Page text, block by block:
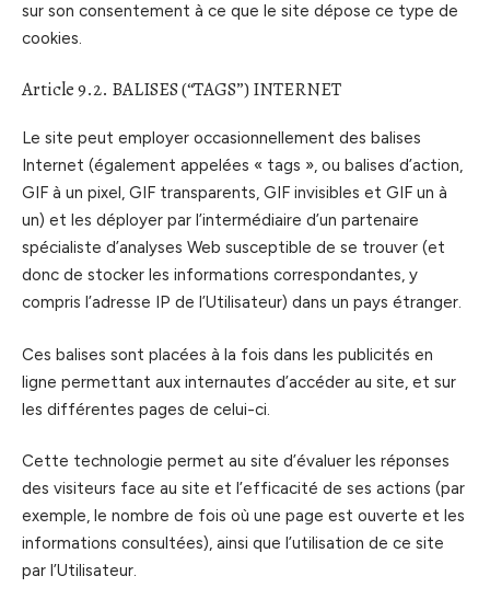
sur son consentement à ce que le site dépose ce type de
cookies.
Article 9.2. BALISES (“TAGS”) INTERNET
Le site peut employer occasionnellement des balises
Internet (également appelées « tags », ou balises d’action,
GIF à un pixel, GIF transparents, GIF invisibles et GIF un à
un) et les déployer par l’intermédiaire d’un partenaire
spécialiste d’analyses Web susceptible de se trouver (et
donc de stocker les informations correspondantes, y
compris l’adresse IP de l’Utilisateur) dans un pays étranger.
Ces balises sont placées à la fois dans les publicités en
ligne permettant aux internautes d’accéder au site, et sur
les différentes pages de celui-ci.
Cette technologie permet au site d’évaluer les réponses
des visiteurs face au site et l’efficacité de ses actions (par
exemple, le nombre de fois où une page est ouverte et les
informations consultées), ainsi que l’utilisation de ce site
par l’Utilisateur.